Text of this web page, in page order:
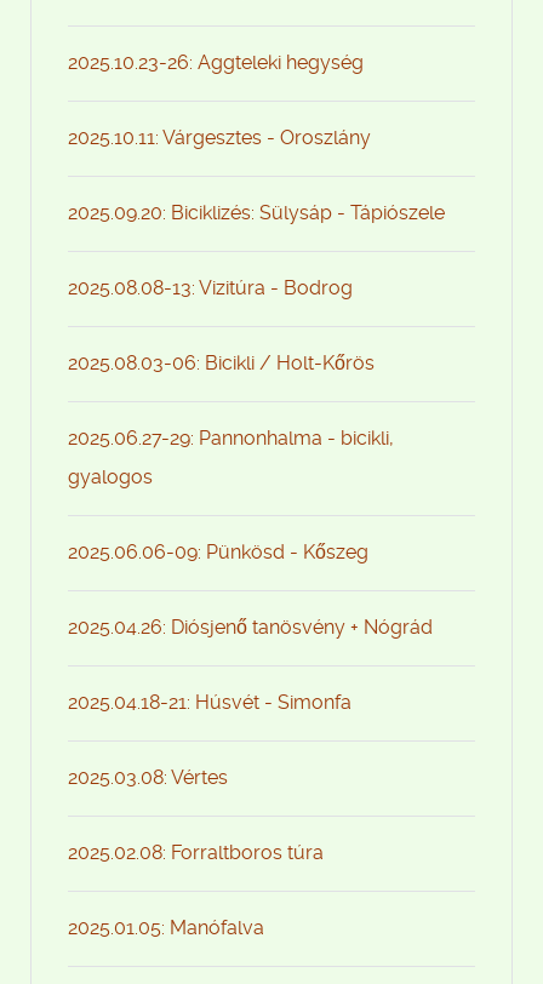
2025.10.23-26: Aggteleki hegység
2025.10.11: Várgesztes - Oroszlány
2025.09.20: Biciklizés: Sülysáp - Tápiószele
2025.08.08-13: Vizitúra - Bodrog
2025.08.03-06: Bicikli / Holt-Kőrös
2025.06.27-29: Pannonhalma - bicikli,
gyalogos
2025.06.06-09: Pünkösd - Kőszeg
2025.04.26: Diósjenő tanösvény + Nógrád
2025.04.18-21: Húsvét - Simonfa
2025.03.08: Vértes
2025.02.08: Forraltboros túra
2025.01.05: Manófalva